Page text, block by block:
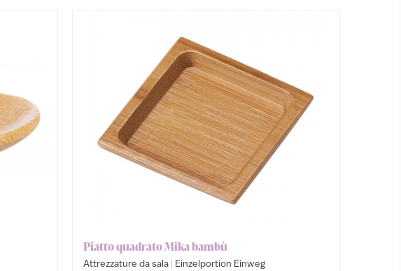
Piatto quadrato Mika bambù
Attrezzature da sala | Einzelportion Einweg